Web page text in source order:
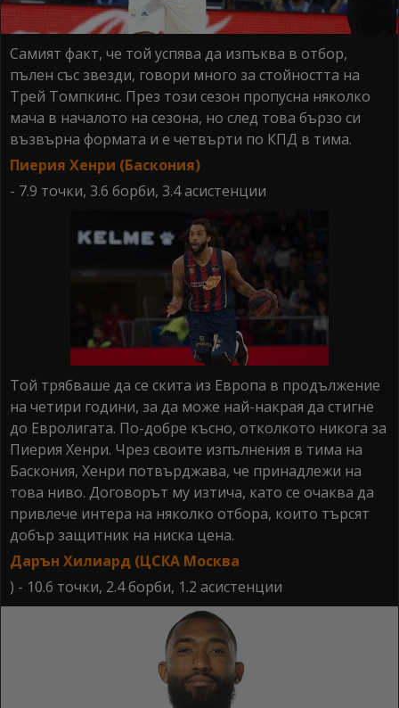
Самият факт, че той успява да изпъква в отбор,
пълен със звезди, говори много за стойността на
Трей Томпкинс. През този сезон пропусна няколко
мача в началото на сезона, но след това бързо си
възвърна формата и е четвърти по КПД в тима.
Пиерия Хенри (Баскония)
- 7.9 точки, 3.6 борби, 3.4 асистенции
Той трябваше да се скита из Европа в продължение
на четири години, за да може най-накрая да стигне
до Евролигата. По-добре късно, отколкото никога за
Пиерия Хенри. Чрез своите изпълнения в тима на
Баскония, Хенри потвърджава, че принадлежи на
това ниво. Договорът му изтича, като се очаква да
привлече интера на няколко отбора, които търсят
добър защитник на ниска цена.
Дарън Хилиард (ЦСКА Москва
) - 10.6 точки, 2.4 борби, 1.2 асистенции